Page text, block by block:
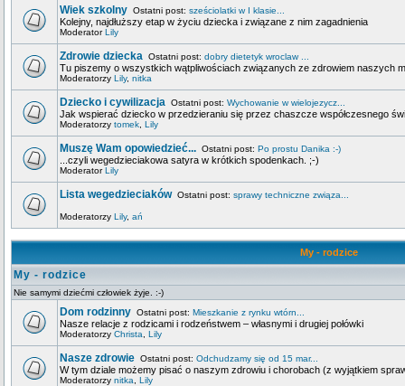
Wiek szkolny Ostatni post: sześciolatki w I klasie...
Kolejny, najdłuższy etap w życiu dziecka i związane z nim zagadnienia
ModeratorLily
Zdrowie dziecka Ostatni post: dobry dietetyk wroclaw ...
Tu piszemy o wszystkich wątpliwościach związanych ze zdrowiem naszych
Moderatorzy Lily, nitka
Dziecko i cywilizacja Ostatni post: Wychowanie w wielojezycz...
Jak wspierać dziecko w przedzieraniu się przez chaszcze współczesnego
Moderatorzy tomek Lily
Muszę Wam opowiedzieć... Ostatni post: Po prostu Danika :-)
...czyli wegedzieciakowa satyra w krótkich spodenkach. ;-)
ModeratorLily
Lista wegedzieciakówOstatni post: sprawy techniczne związa...
Moderatorzy Lily, ań
My - rodzice
My - rodzice
Nie samymi dziećmi człowiek żyje. :-)
Dom rodzinny Ostatni post: Mieszkanie z rynku wtórn...
Nasze relacje z rodzicami i rodzeństwem – własnymi i drugiej połówki
Moderatorzy Christa Lily
Nasze zdrowie Ostatni post: Odchudzamy się od 15 mar...
W tym dziale możemy pisać o naszym zdrowiu i chorobach (z wyjątkiem
Moderatorzy nitka Lily